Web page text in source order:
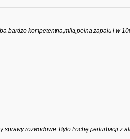
bardzo kompetentna,miła,pełna zapału i w
sprawy rozwodowe. Było trochę perturbacji z